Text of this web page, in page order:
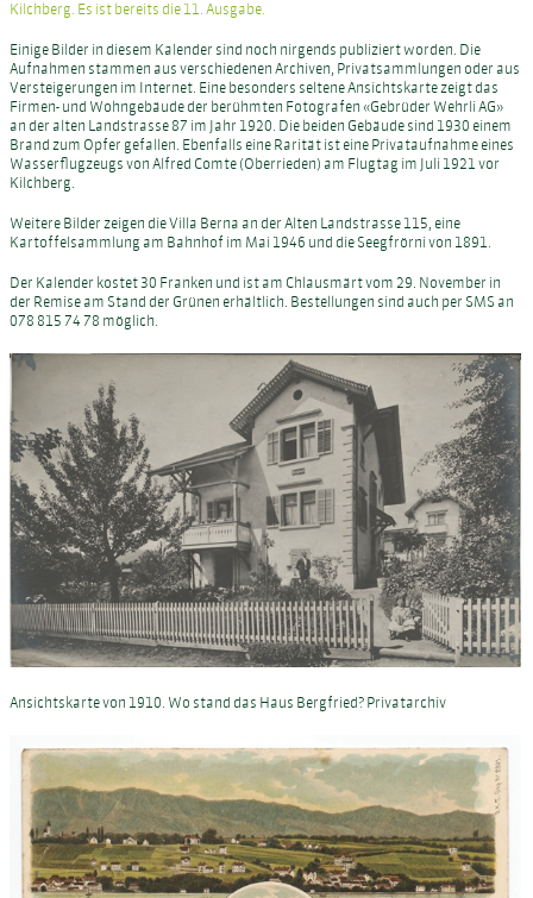
Kilchberg. Es ist bereits die 11. Ausgabe.
Einige Bilder in diesem Kalender sind noch nirgends publiziert worden. Die
Aufnahmen stammen aus verschiedenen Archiven, Privatsammlungen oder aus
Versteigerungen im Internet. Eine besonders seltene Ansichtskarte zeigt das
Firmen- und Wohngebäude der berühmten Fotografen «Gebrüder Wehrli AG»
an der alten Landstrasse 87 im Jahr 1920. Die beiden Gebäude sind 1930 einem
Brand zum Opfer gefallen. Ebenfalls eine Rarität ist eine Privataufnahme eines
Wasserflugzeugs von Alfred Comte (Oberrieden) am Flugtag im Juli 1921 vor
Kilchberg.
Weitere Bilder zeigen die Villa Berna an der Alten Landstrasse 115, eine
Kartoffelsammlung am Bahnhof im Mai 1946 und die Seegfrörni von 1891.
Der Kalender kostet 30 Franken und ist am Chlausmärt vom 29. November in
der Remise am Stand der Grünen erhältlich. Bestellungen sind auch per SMS an
078 815 74 78 möglich.
Ansichtskarte von 1910. Wo stand das Haus Bergfried? Privatarchiv